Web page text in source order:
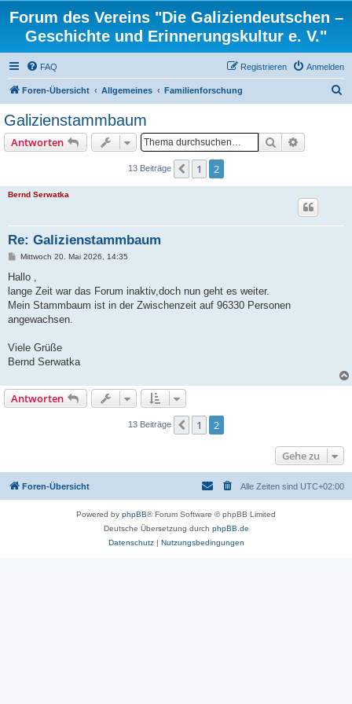
Forum des Vereins "Die Galiziendeutschen –
Geschichte und Erinnerungskultur e. V."
FAQ Anmelden
Registrieren
Foren-Übersicht Allgemeines Familienforschung
Galizienstammbaum
Antworten Suche
13 Beiträge Vorherige
1 2
Bernd Serwatka
Re: Galizienstammbaum
B
i
r
a
Mittwoch 20. Mai 2026, 14:35
Hallo ,
lange Zeit war das Forum inaktiv,doch nun geht es weiter.
Mein Stammbaum ist in der Zwischenzeit auf 96330 Personen
angewachsen.
Viele Grüße
Bernd Serwatka
Antworten
13 Beiträge Vorherige
1 2
Gehe zu
Foren-Übersicht Alle Zeiten sind UTC+02:00
Powered by phpBB® Forum Software © phpBB Limited
Deutsche Übersetzung durch phpBB.de
Datenschutz| Nutzungsbedingungen